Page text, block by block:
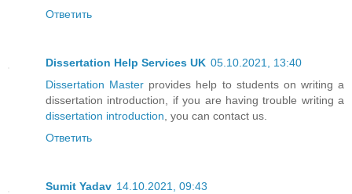
Ответить
Dissertation Help Services UK 05.10.2021, 13:40
Dissertation Master provides help to students on writing a
dissertation introduction, if you are having trouble writing a
dissertation introduction , you can contact us.
Ответить
Sumit Yadav 14.10.2021, 09:43